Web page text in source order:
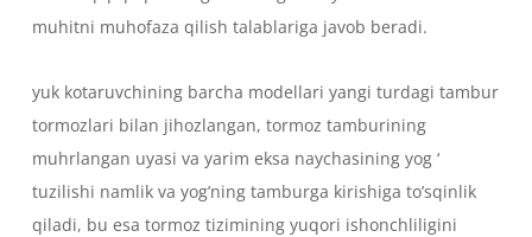
muhitni muhofaza qilish talablariga javob beradi.
yuk kotaruvchining barcha modellari yangi turdagi tambur
tormozlari bilan jihozlangan, tormoz tamburining
muhrlangan uyasi va yarim eksa naychasining yog ‘
tuzilishi namlik va yog’ning tamburga kirishiga to’sqinlik
qiladi, bu esa tormoz tizimining yuqori ishonchliligini